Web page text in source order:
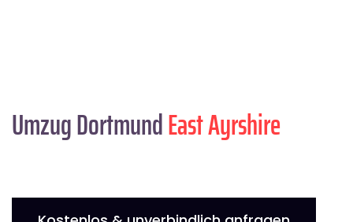
Umzug DortmundEast Ayrshire